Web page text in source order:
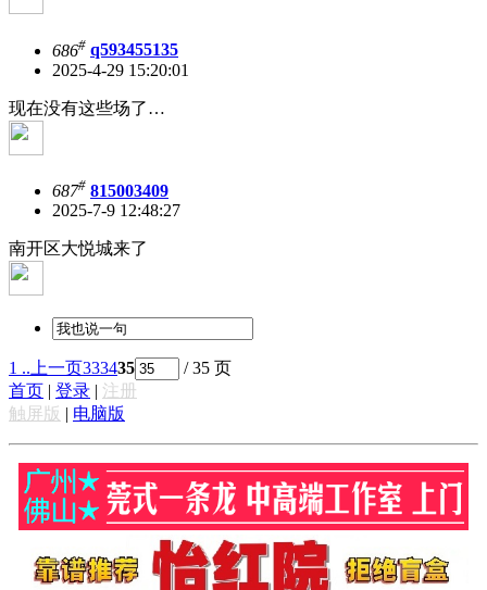
686# q593455135
2025-4-29 15:20:01
现在没有这些场了…
687# 815003409
2025-7-9 12:48:27
南开区大悦城来了
1 .. 上一页333435
/ 35 页
首页 | 登录 | 注册
触屏版 | 电脑版